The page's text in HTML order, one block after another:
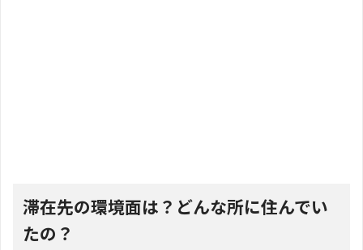
滞在先の環境面は？どんな所に住んでい
たの？